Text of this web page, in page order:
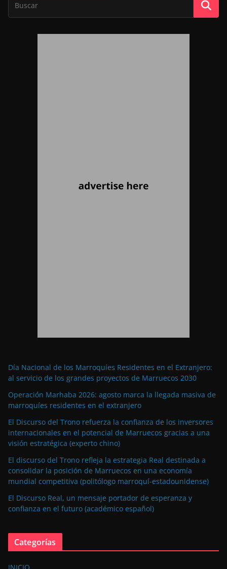
Día Nacional de los Marroquíes Residentes en el Extranjero:
al servicio de los grandes proyectos de Marruecos 2030
Operación Marhaba 2026: agosto marca la llegada masiva de
marroquíes residentes en el extranjero
El Discurso del Trono refuerza la confianza de los inversores
internacionales en el potencial de Marruecos gracias a una
visión estratégica (experto chino)
El discurso del Trono refleja la estrategia Real destinada a
consolidar la posición de Marruecos en una economía
mundial competitiva (politólogo marroquí-estadounidense)
El Discurso Real, un mensaje portador de esperanza y
confianza en el futuro (académico español)
Categorías
INICIO